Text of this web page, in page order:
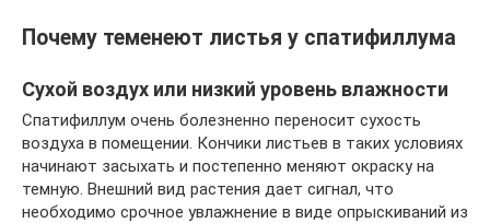
Почему теменеют листья у спатифиллума
Сухой воздух или низкий уровень влажности
Спатифиллум очень болезненно переносит сухость
воздуха в помещении. Кончики листьев в таких условиях
начинают засыхать и постепенно меняют окраску на
темную. Внешний вид растения дает сигнал, что
необходимо срочное увлажнение в виде опрыскиваний из